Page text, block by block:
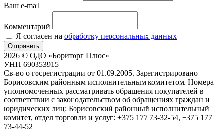
Ваш e-mail
Комментарий
Я согласен на обработку персональных данных
Отправить
2026 © ОДО «Бориторг Плюс»
УНП 690353915
Св-во о госрегистрации от 01.09.2005. Зарегистрировано
Борисовским районным исполнительным комитетом. Номера
уполномоченных рассматривать обращения покупателей в
соответствии с законодательством об обращениях граждан и
юридических лиц: Борисовский районный исполнительный
комитет, отдел торговли и услуг: +375 177 73-32-54, +375 177
73-44-52